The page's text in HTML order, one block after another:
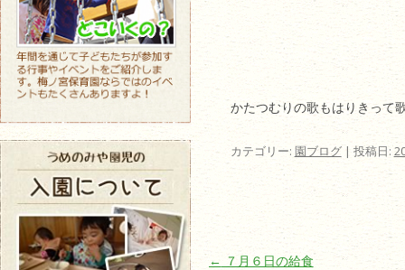
かたつむりの歌もはりきって
カテゴリー: 園ブログ| 投稿日:
投稿ナビゲーション
← ７月６日の給食